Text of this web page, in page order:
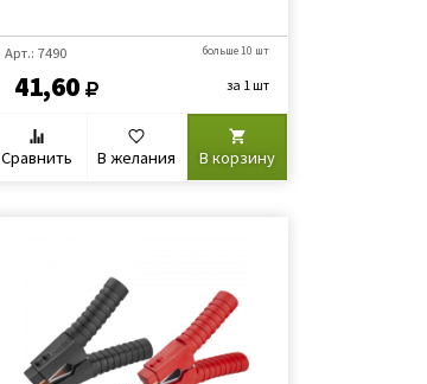
Арт.: 7490
41,60
больше 10 шт
за 1 шт
Сравнить В желания В корзину